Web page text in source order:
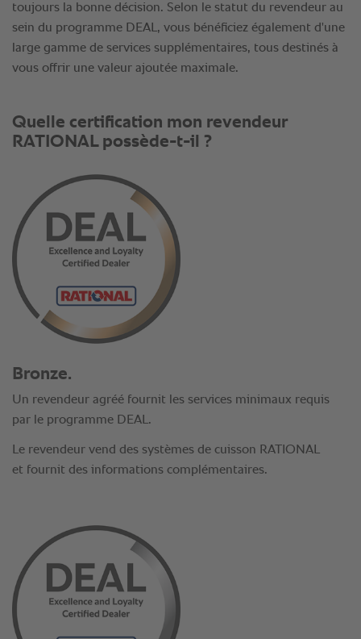
Bronze.
Un revendeur agréé fournit les services minimaux requis
par le programme DEAL.
Le revendeur vend des systèmes de cuisson RATIONAL
et fournit des informations complémentaires.